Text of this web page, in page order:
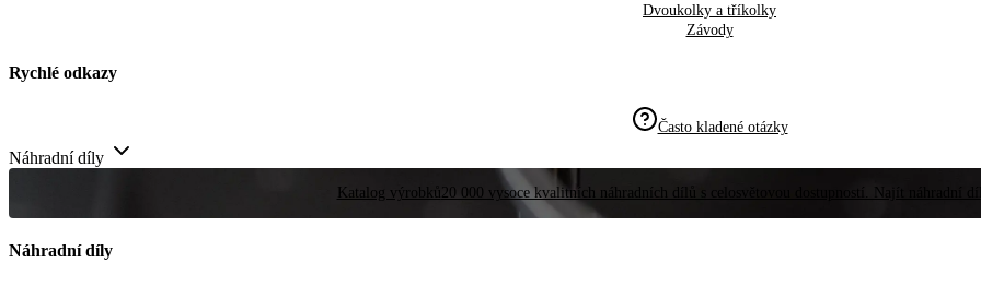
Dvoukolky a tříkolky
Závody
Rychlé odkazy
Často kladené otázky
Náhradní díly
Katalog výrobků20 000 vysoce kvalitních náhradních dílů s celosvětovou dostupností. Najít náhradní
Náhradní díly